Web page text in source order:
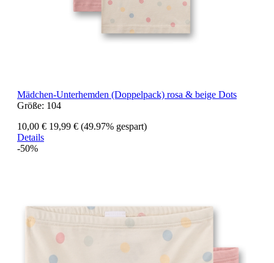
Mädchen-Unterhemden (Doppelpack) rosa & beige Dots
Größe: 104
10,00 € 19,99 € (49.97% gespart)
Details
-50%